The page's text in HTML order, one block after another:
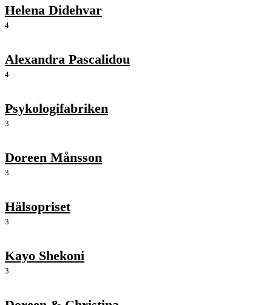
Helena Didehvar
4
Alexandra Pascalidou
4
Psykologifabriken
3
Doreen Månsson
3
Hälsopriset
3
Kayo Shekoni
3